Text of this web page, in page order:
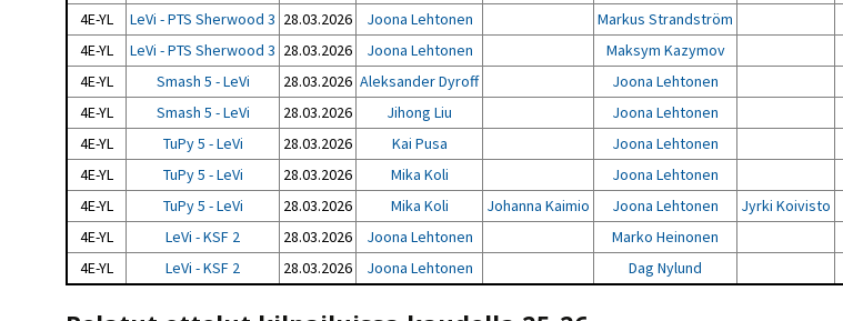
4E-YL
LeVi - PTS Sherwood 3 28.03.2026 Joona Lehtonen Markus Strandström
4E-YL
LeVi - PTS Sherwood 3 28.03.2026 Joona Lehtonen Maksym Kazymov
4E-YL
Smash 5 - LeVi 28.03.2026 Aleksander Dyroff Joona Lehtonen
4E-YL
Smash 5 - LeVi 28.03.2026 Jihong Liu Joona Lehtonen
4E-YL
TuPy 5 - LeVi 28.03.2026 Kai Pusa Joona Lehtonen
4E-YL
TuPy 5 - LeVi 28.03.2026 Mika Koli Joona Lehtonen
4E-YL
TuPy 5 - LeVi 28.03.2026 Mika Koli Johanna Kaimio Joona Lehtonen Jyrki Koivisto
4E-YL
LeVi - KSF 2 28.03.2026 Joona Lehtonen Marko Heinonen
4E-YL
LeVi - KSF 2 28.03.2026 Joona Lehtonen Dag Nylund